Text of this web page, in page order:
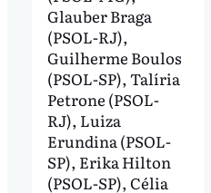
Glauber Braga
(PSOL-RJ),
Guilherme Boulos
(PSOL-SP), Talíria
Petrone (PSOL-
RJ), Luiza
Erundina (PSOL-
SP), Erika Hilton
(PSOL-SP), Célia